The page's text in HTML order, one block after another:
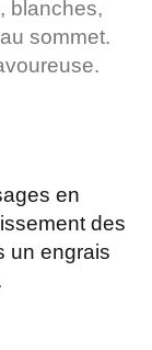
blanches,
sommet.
en
des
un engrais